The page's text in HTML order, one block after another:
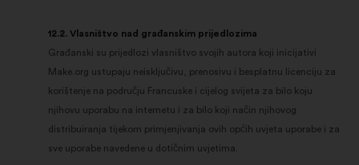
12.2. Vlasništvo nad građanskim prijedlozima
Građanski su prijedlozi vlasništvo svojih autora koji inicijativi
Make.org ustupaju neisključivu, prenosivu i besplatnu licenciju za
korištenje na području Francuske i cijelog svijeta za bilo koju
njihovu uporabu na internetu i za bilo koji način njihovog
distribuiranja tijekom primjenjivanja ovih općih uvjeta uporabe i za
sve uporabe navedene u dotičnim uvjetima.